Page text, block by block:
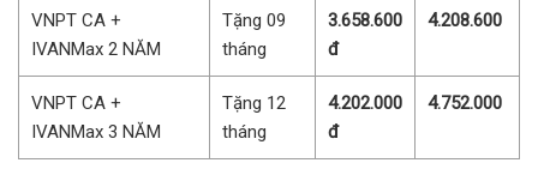
VNPT CA +
IVANMax 2 NĂM
Tặng 09
tháng
3.658.600
đ
4.208.600
VNPT CA +
IVANMax 3 NĂM
Tặng 12
tháng
4.202.000
đ
4.752.000